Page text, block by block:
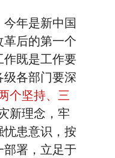
年是新中国
革后的第一个
作既是工作要
各部门要深
个坚持、三
新理念，牢
忧患意识，按
部署，立足于